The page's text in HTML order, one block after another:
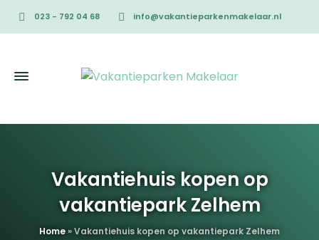
023 - 792 04 68 info@vakantieparkenmakelaar.nl
Vakantiehuis kopen op
vakantiepark Zelhem
Home»Vakantiehuis kopen op vakantiepark Zelhem